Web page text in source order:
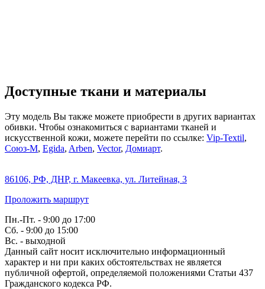
Доступные ткани и материалы
Эту модель Вы также можете приобрести в других вариантах
обивки. Чтобы ознакомиться с вариантами тканей и
искусственной кожи, можете перейти по ссылке: Vip-Textil,
Союз-М, Egida, Arben, Vector, Домиарт.
86106, РФ, ДНР, г. Макеевка, ул. Литейная, 3
Проложить маршрут
Пн.-Пт. - 9:00 до 17:00
Сб. - 9:00 до 15:00
Вс. - выходной
Данный сайт носит исключительно информационный
характер и ни при каких обстоятельствах не является
публичной офертой, определяемой положениями Статьи 437
Гражданского кодекса РФ.